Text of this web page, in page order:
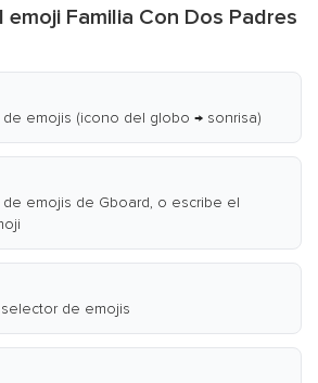
emoji Familia Con Dos Padres
emojis (icono del globo → sonrisa)
emojis de Gboard, o escribe el
de emojis